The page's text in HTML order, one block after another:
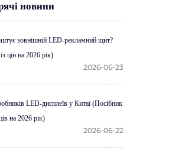
новини
зовнішній LED-рекламний щит?
цін на 2026 рік)
2026-06-23
LED-дисплеїв у Китаї (Посібник
на 2026 рік)
2026-06-22